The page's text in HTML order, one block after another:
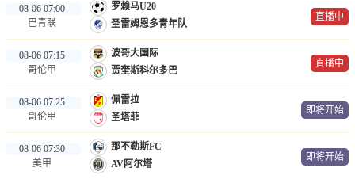
08-06 07:00
巴青联
罗赖马U20
圣雷姆恩多青年队
直播中
08-06 07:15
哥伦甲
波哥大国际
贾奎斯科尔多巴
直播中
08-06 07:25
哥伦甲
佩雷拉
圣塔菲
即将开始
08-06 07:30
美甲
那不勒斯FC
AV阿尔塔
即将开始